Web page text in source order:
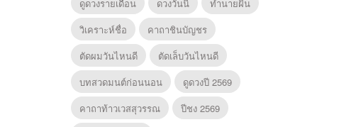
ดูดวงรายเดือน
ดวงวันนี้
ทํานายฝัน
วิเคราะห์ชื่อ
คาถาชินบัญชร
ตัดผมวันไหนดี
ตัดเล็บวันไหนดี
บทสวดมนต์ก่อนนอน
ดูดวงปี 2569
คาถาท้าวเวสสุวรรณ
ปีชง 2569